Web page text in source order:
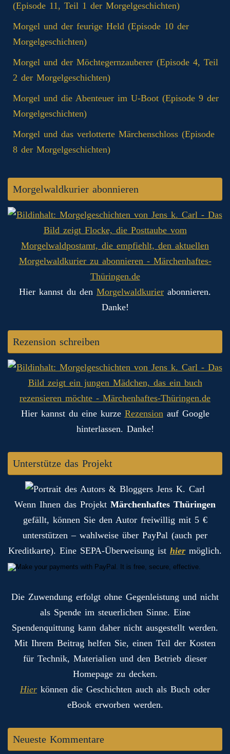
(Episode 11, Teil 1 der Morgelgeschichten)
Morgel und der feurige Held (Episode 10 der
Morgelgeschichten)
Morgel und der Möchtegernzauberer (Episode 4, Teil
2 der Morgelgeschichten)
Morgel und die Abenteuer im U-Boot (Episode 9 der
Morgelgeschichten)
Morgel und das verlotterte Märchenschloss (Episode
8 der Morgelgeschichten)
Morgelwaldkurier abonnieren
Hier kannst du den Morgelwaldkurier abonnieren.
Danke!
Rezension schreiben
Hier kannst du eine kurze Rezensionauf Google
hinterlassen. Danke!
Unterstütze das Projekt
Wenn Ihnen das Projekt Märchenhaftes Thüringen
gefällt, können Sie den Autor freiwillig mit 5 €
unterstützen – wahlweise über PayPal (auch per
Kreditkarte). Eine SEPA-Überweisung ist hier möglich.
Die Zuwendung erfolgt ohne Gegenleistung und nicht
als Spende im steuerlichen Sinne. Eine
Spendenquittung kann daher nicht ausgestellt werden.
Mit Ihrem Beitrag helfen Sie, einen Teil der Kosten
für Technik, Materialien und den Betrieb dieser
Homepage zu decken.
Hier können die Geschichten auch als Buch oder
eBook erworben werden.
Neueste Kommentare